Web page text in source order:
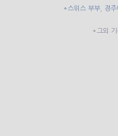
*스위스 부부, 경주
*그외 기